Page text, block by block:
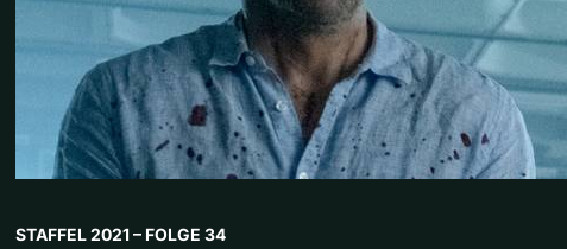
STAFFEL 2021 – FOLGE 34